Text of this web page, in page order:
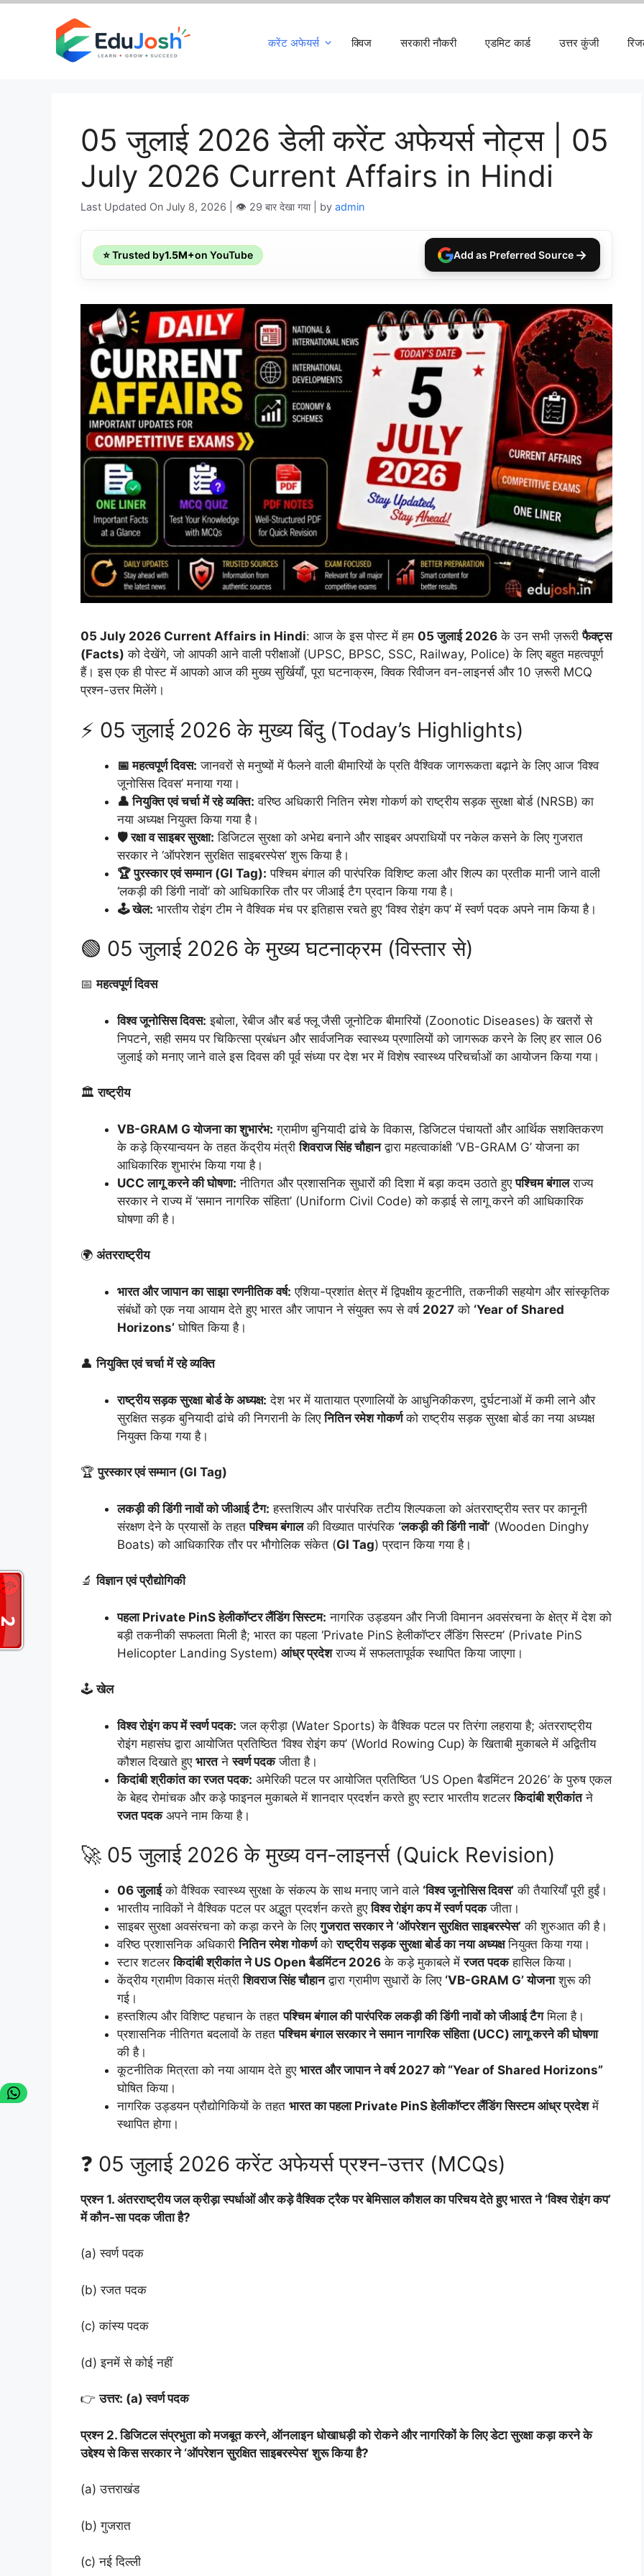
Skip
करेंट अफेयर्स क्विज सरकारी नौकरी एडमिट कार्ड उत्तर कुंजी
05 जुलाई 2026 डेली करेंट अफेयर्स नोट्स | 05
July 2026 Current Affairs in Hindi
Last Updated On July 8, 2026 | 👁️ 29 बार देखा गया | by admin
⭐ Trusted by1.5M+on YouTube Add as Preferred Source →
05 July 2026 Current Affairs in Hindi: आज के इस पोस्ट में हम 05 जुलाई 2026 के उन सभी ज़रूरीफैक्ट्स
(Facts) को देखेंगे, जो आपकी आने वाली परीक्षाओं (UPSC, BPSC, SSC, Railway, Police) के लिए बहुत महत्वपूर्ण
हैं। इस एक ही पोस्ट में आपको आज की मुख्य सुर्खियाँ, पूरा घटनाक्रम, क्विक रिवीजन वन-लाइनर्स और 10 ज़रूरी MCQ
प्रश्न-उत्तर मिलेंगे।
⚡ 05 जुलाई 2026 के मुख्य बिंदु (Today’s Highlights)
📅 महत्वपूर्ण दिवस: जानवरों से मनुष्यों में फैलने वाली बीमारियों के प्रति वैश्विक जागरूकता बढ़ाने के लिए आज ‘विश्व
जूनोसिस दिवस’ मनाया गया।
👤 नियुक्ति एवं चर्चा में रहे व्यक्ति: वरिष्ठ अधिकारी नितिन रमेश गोकर्ण को राष्ट्रीय सड़क सुरक्षा बोर्ड (NRSB) का
नया अध्यक्ष नियुक्त किया गया है।
🛡️ रक्षा व साइबर सुरक्षा: डिजिटल सुरक्षा को अभेद्य बनाने और साइबर अपराधियों पर नकेल कसने के लिए गुजरात
सरकार ने ‘ऑपरेशन सुरक्षित साइबरस्पेस’ शुरू किया है।
🏆 पुरस्कार एवं सम्मान (GI Tag): पश्चिम बंगाल की पारंपरिक विशिष्ट कला और शिल्प का प्रतीक मानी जाने वाली
‘लकड़ी की डिंगी नावों’ को आधिकारिक तौर पर जीआई टैग प्रदान किया गया है।
🕹️ खेल: भारतीय रोइंग टीम ने वैश्विक मंच पर इतिहास रचते हुए ‘विश्व रोइंग कप’ में स्वर्ण पदक अपने नाम किया है।
🟢 05 जुलाई 2026 के मुख्य घटनाक्रम (विस्तार से)
📅महत्वपूर्ण दिवस
विश्व जूनोसिस दिवस: इबोला, रेबीज और बर्ड फ्लू जैसी जूनोटिक बीमारियों (Zoonotic Diseases) के खतरों से
निपटने, सही समय पर चिकित्सा प्रबंधन और सार्वजनिक स्वास्थ्य प्रणालियों को जागरूक करने के लिए हर साल 06
जुलाई को मनाए जाने वाले इस दिवस की पूर्व संध्या पर देश भर में विशेष स्वास्थ्य परिचर्चाओं का आयोजन किया गया।
🏛️राष्ट्रीय
VB-GRAM G योजना का शुभारंभ: ग्रामीण बुनियादी ढांचे के विकास, डिजिटल पंचायतों और आर्थिक सशक्तिकरण
के कड़े क्रियान्वयन के तहत केंद्रीय मंत्रीशिवराज सिंह चौहानद्वारा महत्वाकांक्षी ‘VB-GRAM G’ योजना का
आधिकारिक शुभारंभ किया गया है।
UCC लागू करने की घोषणा: नीतिगत और प्रशासनिक सुधारों की दिशा में बड़ा कदम उठाते हुएपश्चिम बंगालराज्य
सरकार ने राज्य में ‘समान नागरिक संहिता’ (Uniform Civil Code) को कड़ाई से लागू करने की आधिकारिक
घोषणा की है।
🌍 अंतरराष्ट्रीय
भारत और जापान का साझा रणनीतिक वर्ष: एशिया-प्रशांत क्षेत्र में द्विपक्षीय कूटनीति, तकनीकी सहयोग और सांस्कृतिक
संबंधों को एक नया आयाम देते हुए भारत और जापान ने संयुक्त रूप से वर्ष 2027 को ‘Year of Shared
Horizons’ घोषित किया है।
👤नियुक्ति एवं चर्चा में रहे व्यक्ति
राष्ट्रीय सड़क सुरक्षा बोर्ड के अध्यक्ष: देश भर में यातायात प्रणालियों के आधुनिकीकरण, दुर्घटनाओं में कमी लाने और
सुरक्षित सड़क बुनियादी ढांचे की निगरानी के लिएनितिन रमेश गोकर्णको राष्ट्रीय सड़क सुरक्षा बोर्ड का नया अध्यक्ष
नियुक्त किया गया है।
🏆पुरस्कार एवं सम्मान (GI Tag)
लकड़ी की डिंगी नावों को जीआई टैग: हस्तशिल्प और पारंपरिक तटीय शिल्पकला को अंतरराष्ट्रीय स्तर पर कानूनी
संरक्षण देने के प्रयासों के तहतपश्चिम बंगालकी विख्यात पारंपरिक ‘लकड़ी की डिंगी नावों’ (Wooden Dinghy
Boats) को आधिकारिक तौर पर भौगोलिक संकेत (GI Tag) प्रदान किया गया है।
🔬विज्ञान एवं प्रौद्योगिकी
पहला Private PinS हेलीकॉप्टर लैंडिंग सिस्टम: नागरिक उड्डयन और निजी विमानन अवसंरचना के क्षेत्र में देश को
बड़ी तकनीकी सफलता मिली है; भारत का पहला ‘Private PinS हेलीकॉप्टर लैंडिंग सिस्टम’ (Private PinS
Helicopter Landing System) आंध्र प्रदेशराज्य में सफलतापूर्वक स्थापित किया जाएगा।
🕹️खेल
विश्व रोइंग कप में स्वर्ण पदक: जल क्रीड़ा (Water Sports) के वैश्विक पटल पर तिरंगा लहराया है; अंतरराष्ट्रीय
रोइंग महासंघ द्वारा आयोजित प्रतिष्ठित ‘विश्व रोइंग कप’ (World Rowing Cup) के खिताबी मुकाबले में अद्वितीय
कौशल दिखाते हुए भारतनेस्वर्ण पदकजीता है।
किदांबी श्रीकांत का रजत पदक: अमेरिकी पटल पर आयोजित प्रतिष्ठित ‘US Open बैडमिंटन 2026’ के पुरुष एकल
के बेहद रोमांचक और कड़े फाइनल मुकाबले में शानदार प्रदर्शन करते हुए स्टार भारतीय शटलरकिदांबी श्रीकांतने
रजत पदकअपने नाम किया है।
🚀 05 जुलाई 2026 के मुख्य वन-लाइनर्स (Quick Revision)
06 जुलाईको वैश्विक स्वास्थ्य सुरक्षा के संकल्प के साथ मनाए जाने वाले ‘विश्व जूनोसिस दिवस’ की तैयारियाँ पूरी हुईं।
भारतीय नाविकों ने वैश्विक पटल पर अद्भुत प्रदर्शन करते हुएविश्व रोइंग कप में स्वर्ण पदकजीता।
साइबर सुरक्षा अवसंरचना को कड़ा करने के लिएगुजरात सरकार ने ‘ऑपरेशन सुरक्षित साइबरस्पेस’ की शुरुआत की है।
वरिष्ठ प्रशासनिक अधिकारीनितिन रमेश गोकर्णकोराष्ट्रीय सड़क सुरक्षा बोर्ड का नया अध्यक्षनियुक्त किया गया।
स्टार शटलरकिदांबी श्रीकांत ने US Open बैडमिंटन 2026 के कड़े मुकाबले मेंरजत पदकहासिल किया।
केंद्रीय ग्रामीण विकास मंत्रीशिवराज सिंह चौहानद्वारा ग्रामीण सुधारों के लिए ‘VB-GRAM G’ योजनाशुरू की
गई।
हस्तशिल्प और विशिष्ट पहचान के तहतपश्चिम बंगाल की पारंपरिक लकड़ी की डिंगी नावों को जीआई टैगमिला है।
प्रशासनिक नीतिगत बदलावों के तहतपश्चिम बंगाल सरकार ने समान नागरिक संहिता (UCC) लागू करने की घोषणा
की है।
कूटनीतिक मित्रता को नया आयाम देते हुए भारत और जापान ने वर्ष 2027 को “Year of Shared Horizons”
घोषित किया।
नागरिक उड्डयन प्रौद्योगिकियों के तहत भारत का पहला Private PinS हेलीकॉप्टर लैंडिंग सिस्टम आंध्र प्रदेशमें
स्थापित होगा।
❓ 05 जुलाई 2026 करेंट अफेयर्स प्रश्न-उत्तर (MCQs)
प्रश्न 1. अंतरराष्ट्रीय जल क्रीड़ा स्पर्धाओं और कड़े वैश्विक ट्रैक पर बेमिसाल कौशल का परिचय देते हुए भारत ने ‘विश्व रोइंग कप’
में कौन-सा पदक जीता है?
(a) स्वर्ण पदक
(b) रजत पदक
(c) कांस्य पदक
(d) इनमें से कोई नहीं
👉उत्तर: (a) स्वर्ण पदक
प्रश्न 2. डिजिटल संप्रभुता को मजबूत करने, ऑनलाइन धोखाधड़ी को रोकने और नागरिकों के लिए डेटा सुरक्षा कड़ा करने के
उद्देश्य से किस सरकार ने ‘ऑपरेशन सुरक्षित साइबरस्पेस’ शुरू किया है?
(a) उत्तराखंड
(b) गुजरात
(c) नई दिल्ली